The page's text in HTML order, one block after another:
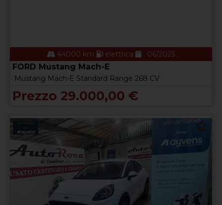
44000 km elettrica 06/2023
FORD Mustang Mach-E
Mustang Mach-E Standard Range 268 CV
Prezzo 29.000,00 €